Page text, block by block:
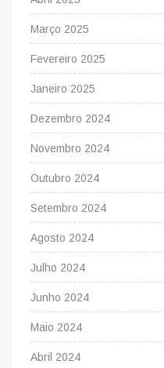
Março 2025
Fevereiro 2025
Janeiro 2025
Dezembro 2024
Novembro 2024
Outubro 2024
Setembro 2024
Agosto 2024
Julho 2024
Junho 2024
Maio 2024
Abril 2024